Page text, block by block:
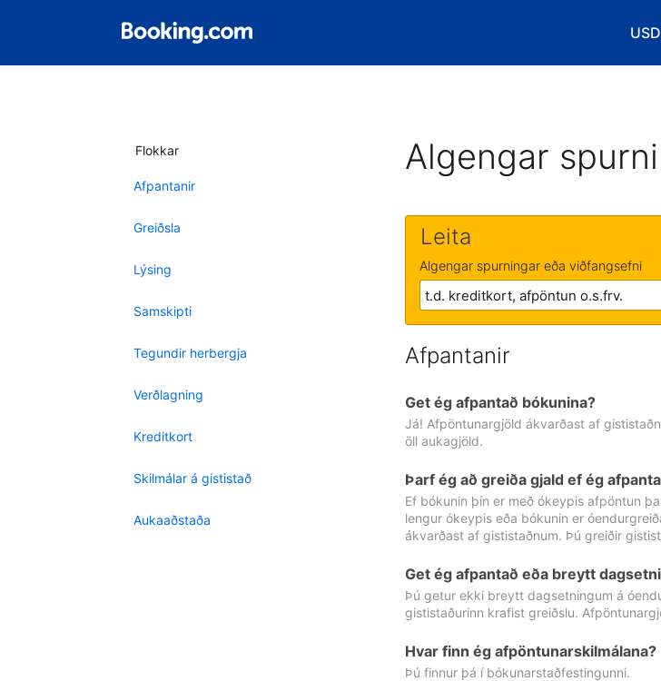
USD
Flokkar
Afpantanir
Greiðsla
Lýsing
Samskipti
Tegundir herbergja
Verðlagning
Kreditkort
Skilmálar á gististað
Aukaaðstaða
Algengar
Leita
Algengar spurningar eða viðfangsefni
Afpantanir
Get ég afpantað bókunina?
Já! Afpöntunargjöld ákvarðast af
öll aukagjöld.
Þarf ég að greiða gjald ef ég
Ef bókunin þín er með ókeypis afpöntun
lengur ókeypis eða bókunin er
ákvarðast af gististaðnum. Þú greiðir
Get ég afpantað eða breytt
Þú getur ekki breytt dagsetningum á
gististaðurinn krafist greiðslu.
Hvar finn ég afpöntunarskilmálana?
Þú finnur þá í bókunarstaðfestingunni.